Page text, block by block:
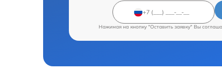
Нажимая на кнопку "Оставить заявку" Вы